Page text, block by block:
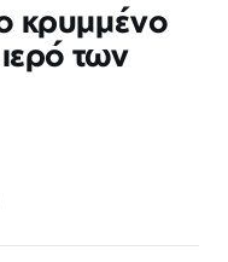
κρυμμένο
των